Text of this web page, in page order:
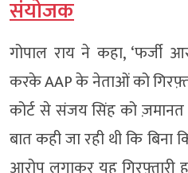
संयोजक
गोपाल राय ने कहा,
करके AAP के नेताओं को
कोर्ट से संजय सिंह को ज़मानत
बात कही जा रही थी कि